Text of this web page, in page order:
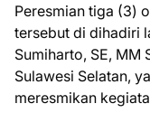
Peresmian tiga (3)
tersebut di dihadiri
Sumiharto, SE, MM
Sulawesi Selatan,
meresmikan